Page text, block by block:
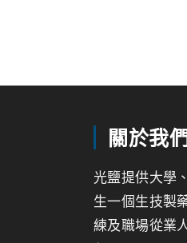
關於我
光鹽提供大學
生一個生技製
練及職場從業